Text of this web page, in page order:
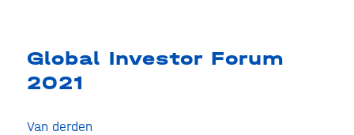
Global Investor Forum
2021
Van derden